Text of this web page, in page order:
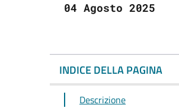
04 Agosto 2025
INDICE DELLA PAGINA
Descrizione